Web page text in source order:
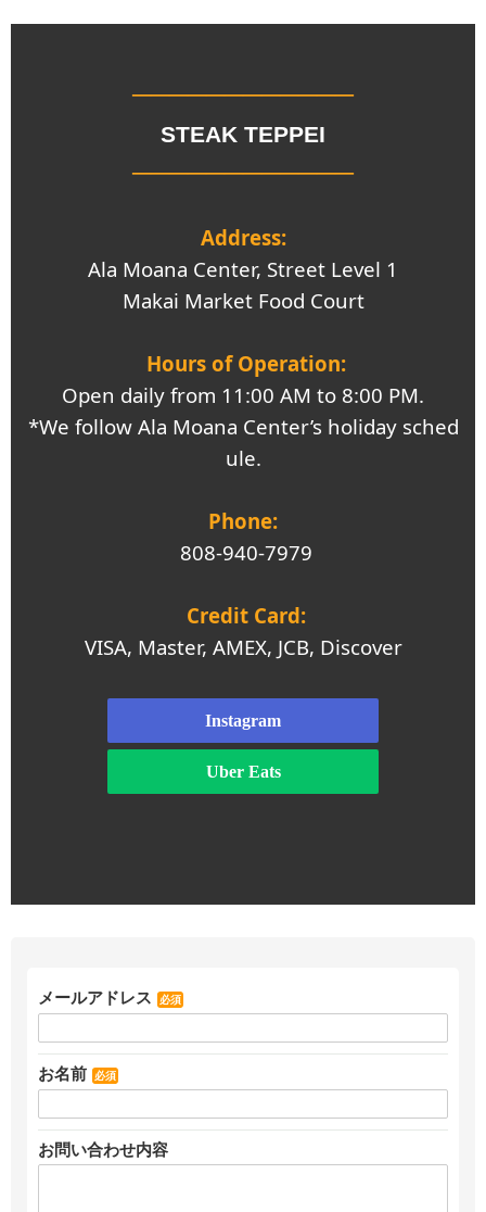
────────────
STEAK TEPPEI
────────────
Address:
Ala Moana Center, Street Level 1
Makai Market Food Court
Hours of Operation:
Open daily from 11:00 AM to 8:00 PM.
*We follow Ala Moana Center’s holiday sched
ule.
Phone:
808-940-7979
Credit Card:
VISA, Master, AMEX, JCB, Discover
Instagram
Uber Eats
メールアドレス 必須
お名前 必須
お問い合わせ内容